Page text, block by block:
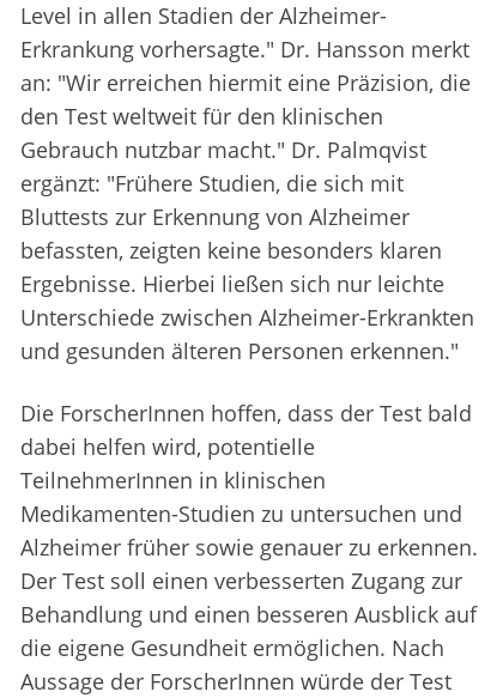
Level in allen Stadien der Alzheimer-
Erkrankung vorhersagte." Dr. Hansson merkt
an: "Wir erreichen hiermit eine Präzision, die
den Test weltweit für den klinischen
Gebrauch nutzbar macht." Dr. Palmqvist
ergänzt: "Frühere Studien, die sich mit
Bluttests zur Erkennung von Alzheimer
befassten, zeigten keine besonders klaren
Ergebnisse. Hierbei ließen sich nur leichte
Unterschiede zwischen Alzheimer-Erkrankten
und gesunden älteren Personen erkennen."
Die ForscherInnen hoffen, dass der Test bald
dabei helfen wird, potentielle
TeilnehmerInnen in klinischen
Medikamenten-Studien zu untersuchen und
Alzheimer früher sowie genauer zu erkennen.
Der Test soll einen verbesserten Zugang zur
Behandlung und einen besseren Ausblick auf
die eigene Gesundheit ermöglichen. Nach
Aussage der ForscherInnen würde der Test